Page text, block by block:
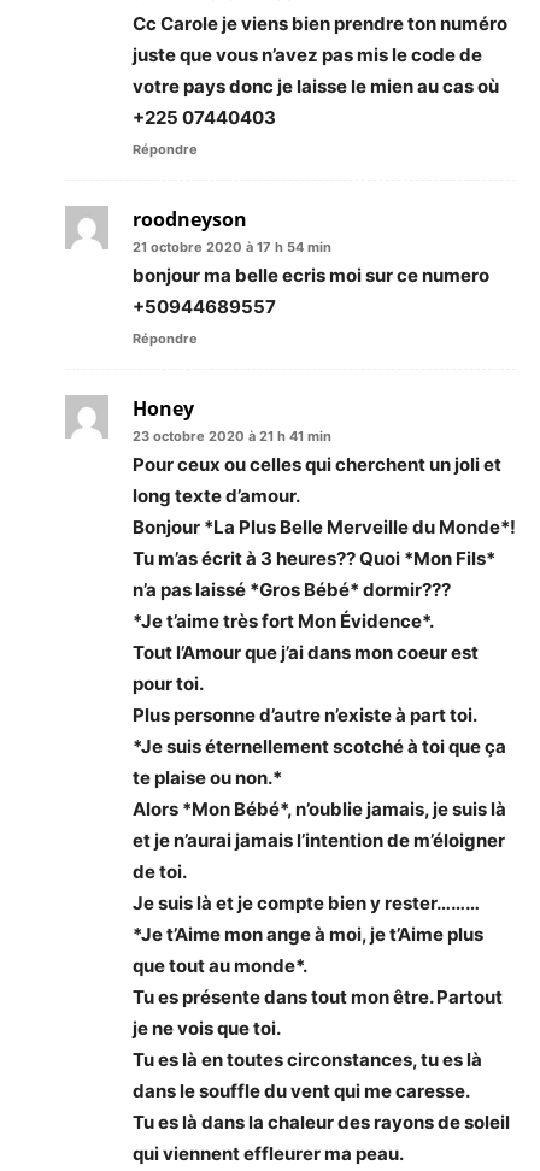
Cc Carole je viens bien prendre ton numéro
juste que vous n’avez pas mis le code de
votre pays donc je laisse le mien au cas où
+225 07440403
Répondre
roodneyson
21 octobre 2020 à 17 h 54 min
bonjour ma belle ecris moi sur ce numero
+50944689557
Répondre
Honey
23 octobre 2020 à 21 h 41 min
Pour ceux ou celles qui cherchent un joli et
long texte d’amour.
Bonjour *La Plus Belle Merveille du Monde*!
Tu m’as écrit à 3 heures?? Quoi *Mon Fils*
n’a pas laissé *Gros Bébé* dormir???
*Je t’aime très fort Mon Évidence*.
Tout l’Amour que j’ai dans mon coeur est
pour toi.
Plus personne d’autre n’existe à part toi.
*Je suis éternellement scotché à toi que ça
te plaise ou non.*
Alors *Mon Bébé*, n’oublie jamais, je suis là
et je n’aurai jamais l’intention de m’éloigner
de toi.
Je suis là et je compte bien y rester………
*Je t’Aime mon ange à moi, je t’Aime plus
que tout au monde*.
Tu es présente dans tout mon être. Partout
je ne vois que toi.
Tu es là en toutes circonstances, tu es là
dans le souffle du vent qui me caresse.
Tu es là dans la chaleur des rayons de soleil
qui viennent effleurer ma peau.